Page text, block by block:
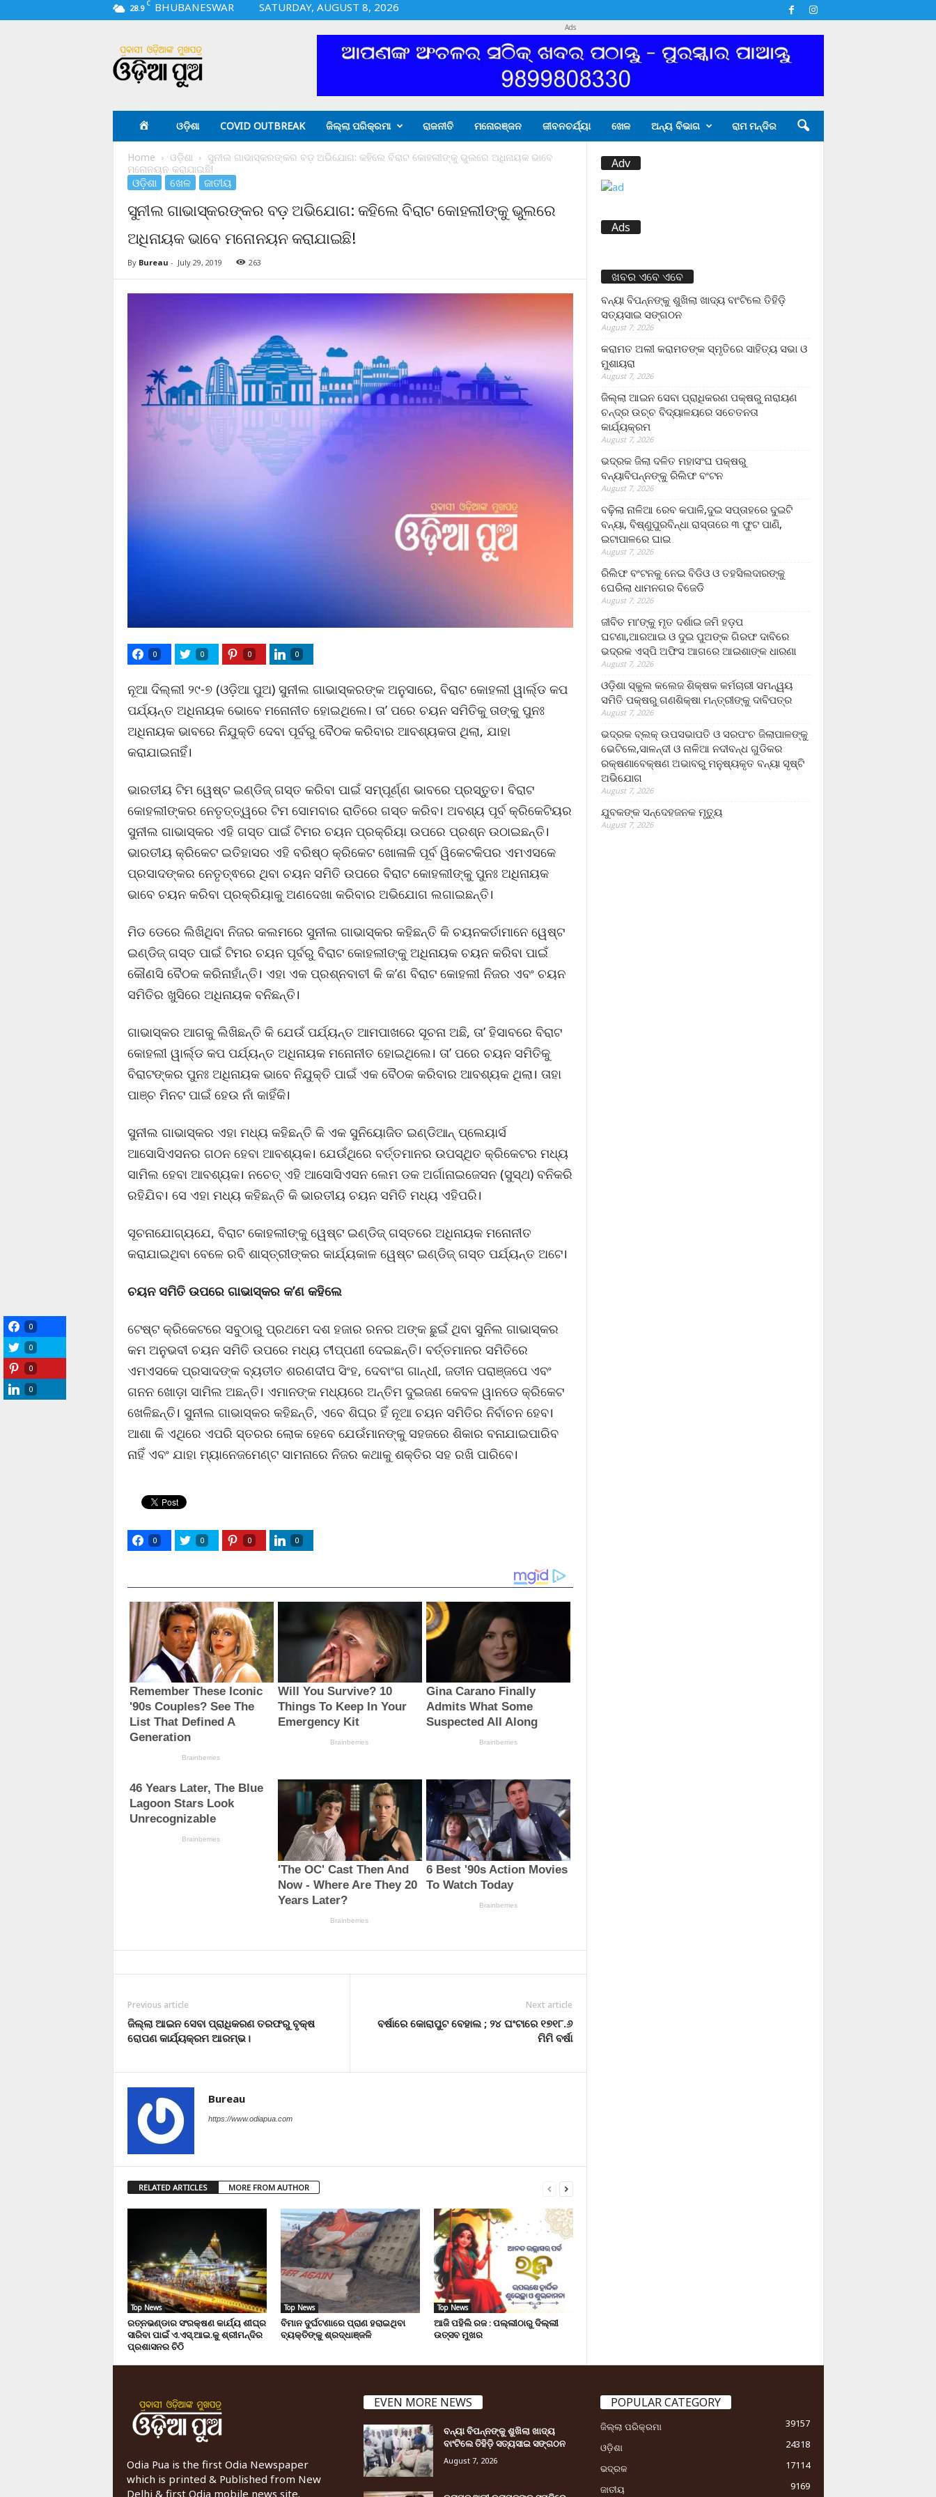
28.9 C BHUBANESWAR
SATURDAY, AUGUST 8, 2026
i
a
Ads
ଓଡ଼ିଶା COVID OUTBREAK ଜିଲ୍ଲା ପରିକ୍ରମା ରାଜନୀତି ମନୋରଞ୍ଜନ ଜୀବନଚର୍ଯ୍ୟା ଖେଳ ଅନ୍ୟ ବିଭାଗ ରାମ ମନ୍ଦିର
Home ଓଡ଼ିଶା
ସୁନୀଲ ଗାଭାସ୍କରଙ୍କର ବଡ଼ ଅଭିଯୋଗ: କହିଲେ ବିରାଟ କୋହଲୀଙ୍କୁ ଭୁଲରେ ଅଧିନାୟକ ଭାବେ
ମନୋନୟନ କରାଯାଇଛି!
ଓଡ଼ିଶା ଖେଳ ଜାତୀୟ
ସୁନୀଲ ଗାଭାସ୍କରଙ୍କର ବଡ଼ ଅଭିଯୋଗ: କହିଲେ ବିରାଟ କୋହଲୀଙ୍କୁ ଭୁଲରେ
ଅଧିନାୟକ ଭାବେ ମନୋନୟନ କରାଯାଇଛି!
By Bureau - July 29, 2019 263
0 0 0 0
ନୂଆ ଦିଲ୍ଲୀ ୨୯-୭ (ଓଡ଼ିଆ ପୁଅ) ସୁନୀଲ ଗାଭାସ୍କରଙ୍କ ଅନୁସାରେ, ବିରାଟ କୋହଲୀ ୱାର୍ଲ୍ଡ କପ
ପର୍ଯ୍ୟନ୍ତ ଅଧିନାୟକ ଭୋବେ ମନୋନୀତ ହୋଇଥିଲେ। ତା’ ପରେ ଚୟନ ସମିତିକୁ ତାଙ୍କୁ ପୁନଃ
ଅଧିନାୟକ ଭାବରେ ନିଯୁକ୍ତି ଦେବା ପୂର୍ବରୁ ବୈଠକ କରିବାର ଆବଶ୍ୟକତା ଥିଲା, ଯାହା
କରାଯାଇନାହିଁ।
ଭାରତୀୟ ଟିମ ୱେଷ୍ଟ ଇଣ୍ଡିଜ୍ ଗସ୍ତ କରିବା ପାଇଁ ସମ୍ପୂର୍ଣ୍ଣ ଭାବରେ ପ୍ରସ୍ତୁତ। ବିରାଟ
କୋହଲୀଙ୍କର ନେତୃତ୍ତ୍ୱରେ ଟିମ ସୋମବାର ରାତିରେ ଗସ୍ତ କରିବ। ଅବଶ୍ୟ ପୂର୍ବ କ୍ରିକେଟିୟର
ସୁନୀଲ ଗାଭାସ୍କର ଏହି ଗସ୍ତ ପାଇଁ ଟିମର ଚୟନ ପ୍ରକ୍ରିୟା ଉପରେ ପ୍ରଶ୍ନ ଉଠାଇଛନ୍ତି।
ଭାରତୀୟ କ୍ରିକେଟ ଇତିହାସର ଏହି ବରିଷ୍ଠ କ୍ରିକେଟ ଖୋଳାଳି ପୂର୍ବ ୱିକେଟକିପର ଏମଏସକେ
ପ୍ରସାଦଙ୍କର ନେତୃତ୍ଵରେ ଥିବା ଚୟନ ସମିତି ଉପରେ ବିରାଟ କୋହଲୀଙ୍କୁ ପୁନଃ ଅଧିନାୟକ
ଭାବେ ଚୟନ କରିବା ପ୍ରକ୍ରିୟାକୁ ଅଣଦେଖା କରିବାର ଅଭିଯୋଗ ଲଗାଇଛନ୍ତି।
ମିଡ ଡେରେ ଲିଖିଥିବା ନିଜର କଲମରେ ସୁନୀଲ ଗାଭାସ୍କର କହିଛନ୍ତି କି ଚୟନକର୍ତାମାନେ ୱେଷ୍ଟ
ଇଣ୍ଡିଜ୍ ଗସ୍ତ ପାଇଁ ଟିମର ଚୟନ ପୂର୍ବରୁ ବିରାଟ କୋହଲୀଙ୍କୁ ଅଧିନାୟକ ଚୟନ କରିବା ପାଇଁ
କୌଣସି ବୈଠକ କରିନାହାଁନ୍ତି। ଏହା ଏକ ପ୍ରଶ୍ନବାଚୀ କି କ’ଣ ବିରାଟ କୋହଲୀ ନିଜର ଏବଂ ଚୟନ
ସମିତିର ଖୁସିରେ ଅଧିନାୟକ ବନିଛନ୍ତି।
ଗାଭାସ୍କର ଆଗକୁ ଲିଖିଛନ୍ତି କି ଯେଉଁ ପର୍ଯ୍ୟନ୍ତ ଆମପାଖରେ ସୂଚନା ଅଛି, ତା’ ହିସାବରେ ବିରାଟ
କୋହଲୀ ୱାର୍ଲ୍ଡ କପ ପର୍ଯ୍ୟନ୍ତ ଅଧିନାୟକ ମନୋନୀତ ହୋଇଥିଲେ। ତା’ ପରେ ଚୟନ ସମିତିକୁ
ବିରାଟଙ୍କର ପୁନଃ ଅଧିନାୟକ ଭାବେ ନିଯୁକ୍ତି ପାଇଁ ଏକ ବୈଠକ କରିବାର ଆବଶ୍ୟକ ଥିଲା। ତାହା
ପାଞ୍ଚ ମିନଟ ପାଇଁ ହେଉ ନାଁ କାହିଁକି।
ସୁନୀଲ ଗାଭାସ୍କର ଏହା ମଧ୍ୟ କହିଛନ୍ତି କି ଏକ ସୁନିୟୋଜିତ ଇଣ୍ଡିଆନ୍ ପ୍ଲେୟାର୍ସ
ଆସୋସିଏସନର ଗଠନ ହେବା ଆବଶ୍ୟକ। ଯେଉଁଥିରେ ବର୍ତ୍ତମାନର ଉପସ୍ଥିତ କ୍ରିକେଟର ମଧ୍ୟ
ସାମିଲ ହେବା ଆବଶ୍ୟକ। ନଚେତ୍ ଏହି ଆସୋସିଏସନ ଲେମ ଡକ ଅର୍ଗାନାଇଜେସନ (ସୁସ୍ଥ) ବନିକରି
ରହିଯିବ। ସେ ଏହା ମଧ୍ୟ କହିଛନ୍ତି କି ଭାରତୀୟ ଚୟନ ସମିତି ମଧ୍ୟ ଏହିପରି।
ସୂଚନାଯୋଗ୍ୟଯେ, ବିରାଟ କୋହଲୀଙ୍କୁ ୱେଷ୍ଟ ଇଣ୍ଡିଜ୍ ଗସ୍ତରେ ଅଧିନାୟକ ମନୋନୀତ
କରାଯାଇଥିବା ବେଳେ ରବି ଶାସ୍ତ୍ରୀଙ୍କର କାର୍ଯ୍ୟକାଳ ୱେଷ୍ଟ ଇଣ୍ଡିଜ୍ ଗସ୍ତ ପର୍ଯ୍ୟନ୍ତ ଅଟେ।
ଚୟନ ସମିତି ଉପରେ ଗାଭାସ୍କର କ’ଣ କହିଲେ
ଟେଷ୍ଟ କ୍ରିକେଟରେ ସବୁଠାରୁ ପ୍ରଥମେ ଦଶ ହଜାର ରନର ଅଙ୍କ ଛୁଇଁ ଥିବା ସୁନିଲ ଗାଭାସ୍କର
କମ ଅନୁଭବୀ ଚୟନ ସମିତି ଉପରେ ମଧ୍ୟ ଟୀପ୍ପଣୀ ଦେଇଛନ୍ତି। ବର୍ତ୍ତମାନର ସମିତିରେ
ଏମଏସକେ ପ୍ରସାଦଙ୍କ ବ୍ୟତୀତ ଶରଣଦୀପ ସିଂହ, ଦେବାଂଗ ଗାନ୍ଧୀ, ଜତୀନ ପରାଞ୍ଜପେ ଏବଂ
ଗନନ ଖୋଡ଼ା ସାମିଲ ଅଛନ୍ତି। ଏମାନଙ୍କ ମଧ୍ୟରେ ଅନ୍ତିମ ଦୁଇଜଣ କେବଳ ୱାନଡେ କ୍ରିକେଟ
ଖେଳିଛନ୍ତି। ସୁନୀଲ ଗାଭାସ୍କର କହିଛନ୍ତି, ଏବେ ଶିଘ୍ର ହିଁ ନୂଆ ଚୟନ ସମିତିର ନିର୍ବାଚନ ହେବ।
ଆଶା କି ଏଥିରେ ଏପରି ସ୍ତରର ଲୋକ ହେବେ ଯେଉଁମାନଙ୍କୁ ସହଜରେ ଶିକାର ବନାଯାଇପାରିବ
ନାହିଁ ଏବଂ ଯାହା ମ୍ୟାନେଜମେଣ୍ଟ ସାମନାରେ ନିଜର କଥାକୁ ଶକ୍ତିର ସହ ରଖି ପାରିବେ।
0 0 0 0
Previous article
ଜିଲ୍ଲା ଆଇନ ସେବା ପ୍ରାଧିକରଣ ତରଫରୁ ବୃକ୍ଷ
ରୋପଣ କାର୍ଯ୍ୟକ୍ରମ ଆରମ୍ଭ।
Next article
ବର୍ଷାରେ କୋରାପୁଟ ବେହାଲ ; ୨୪ ଘଂଟାରେ ୧୭୧୮.୬
ମିମି ବର୍ଷା
Bureau
https://www.odiapua.com
RELATED ARTICLES MORE FROM AUTHOR
Top News
ରତ୍ନଭଣ୍ଡାର ସଂରକ୍ଷଣ କାର୍ଯ୍ୟ ଶୀଘ୍ର
ସାରିବା ପାଇଁ ଏ.ଏସ୍.ଆଇ.କୁ ଶ୍ରୀମନ୍ଦିର
ପ୍ରଶାସନର ଚିଠି
Top News
ବିମାନ ଦୁର୍ଘଟଣାରେ ପ୍ରାଣ ହରାଇଥିବା
ବ୍ୟକ୍ତିଙ୍କୁ ଶ୍ରଦ୍ଧାଞ୍ଜଳି
Top News
ଆଜି ପହିଲି ରଜ : ପଲ୍ଲୀଠାରୁ ଦିଲ୍ଲୀ
ଉତ୍ସବ ମୁଖର
Adv
Ads
ଖବର ଏବେ ଏବେ
ବନ୍ୟା ବିପନ୍ନଙ୍କୁ ଶୁଖିଲା ଖାଦ୍ୟ ବାଂଟିଲେ ତିହିଡି଼
ସତ୍ୟସାଇ ସଙ୍ଗଠନ
August 7, 2026
କରାମତ ଅଲୀ କରାମତଙ୍କ ସ୍ମୃତିରେ ସାହିତ୍ୟ ସଭା ଓ
ମୁଶାୟରା
August 7, 2026
ଜିଲ୍ଲା ଆଇନ ସେବା ପ୍ରାଧିକରଣ ପକ୍ଷରୁ ନାରାୟଣ
ଚନ୍ଦ୍ର ଉଚ୍ଚ ବିଦ୍ୟାଳୟରେ ସଚେତନତା
କାର୍ଯ୍ୟକ୍ରମ
August 7, 2026
ଭଦ୍ରକ ଜିଲା ଦଳିତ ମହାସଂଘ ପକ୍ଷରୁ
ବନ୍ୟାବିପନ୍ନଙ୍କୁ ରିଲିଫ ବଂଟନ
August 7, 2026
ବଢ଼ିଲା ନାଳିଆ ରେବ କପାଳି,ଦୁଇ ସପ୍ତାହରେ ଦୁଇଟି
ବନ୍ୟା, ବିଷ୍ଣୁପୁରବିନ୍ଧା ରାସ୍ତାରେ ୩ ଫୁଟ ପାଣି,
ଇଟାପାଳରେ ଘାଇ
August 7, 2026
ରିଲିଫ ବଂଟନକୁ ନେଇ ବିଡିଓ ଓ ତହସିଲଦାରଙ୍କୁ
ଘେରିଲା ଧାମନଗର ବିଜେଡି
August 7, 2026
ଜୀବିତ ମା’ଙ୍କୁ ମୃତ ଦର୍ଶାଇ ଜମି ହଡ଼ପ
ଘଟଣା,ଆରଆଇ ଓ ଦୁଇ ପୁଅଙ୍କ ଗିରଫ ଦାବିରେ
ଭଦ୍ରକ ଏସ୍‌ପି ଅଫିସ ଆଗରେ ଆଇଶାଙ୍କ ଧାରଣା
August 7, 2026
ଓଡ଼ିଶା ସ୍କୁଲ କଲେଜ ଶିକ୍ଷକ କର୍ମଚାରୀ ସମନ୍ୱୟ
ସମିତି ପକ୍ଷରୁ ଗଣଶିକ୍ଷା ମନ୍ତ୍ରୀଙ୍କୁ ଦାବିପତ୍ର
August 7, 2026
ଭଦ୍ରକ ବ୍ଲକ୍ ଉପସଭାପତି ଓ ସରପଂଚ ଜିଲାପାଳଙ୍କୁ
ଭେଟିଲେ,ସାଳନ୍ଦୀ ଓ ନାଳିଆ ନଦୀବନ୍ଧ ଗୁଡିକର
ରକ୍ଷଣାବେକ୍ଷଣ ଅଭାବରୁ ମନୁଷ୍ୟକୃତ ବନ୍ୟା ସୃଷ୍ଟି
ଅଭିଯୋଗ
August 7, 2026
ଯୁବକଙ୍କ ସନ୍ଦେହଜନକ ମୃତ୍ୟୁ
August 7, 2026
Odia Pua is the first Odia Newspaper
which is printed & Published from New
Delhi & first Odia mobile news site.
EVEN MORE NEWS
ବନ୍ୟା ବିପନ୍ନଙ୍କୁ ଶୁଖିଲା ଖାଦ୍ୟ
ବାଂଟିଲେ ତିହିଡି଼ ସତ୍ୟସାଇ ସଙ୍ଗଠନ
August 7, 2026
POPULAR CATEGORY
ଜିଲ୍ଲା ପରିକ୍ରମା
39157
ଓଡ଼ିଶା
24318
ଭଦ୍ରକ
17114
ଜାତୀୟ
9169
0
0
0
0